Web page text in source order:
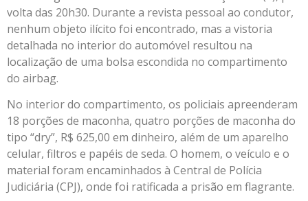
volta das 20h30. Durante a revista pessoal ao condutor,
nenhum objeto ilícito foi encontrado, mas a vistoria
detalhada no interior do automóvel resultou na
localização de uma bolsa escondida no compartimento
do airbag.
No interior do compartimento, os policiais apreenderam
18 porções de maconha, quatro porções de maconha do
tipo “dry”, R$ 625,00 em dinheiro, além de um aparelho
celular, filtros e papéis de seda. O homem, o veículo e o
material foram encaminhados à Central de Polícia
Judiciária (CPJ), onde foi ratificada a prisão em flagrante.